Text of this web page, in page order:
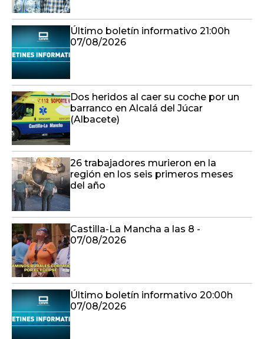
Último boletín informativo 21:00h
07/08/2026
Dos heridos al caer su coche por un
barranco en Alcalá del Júcar
(Albacete)
26 trabajadores murieron en la
región en los seis primeros meses
del año
Castilla-La Mancha a las 8 -
07/08/2026
Último boletín informativo 20:00h
07/08/2026